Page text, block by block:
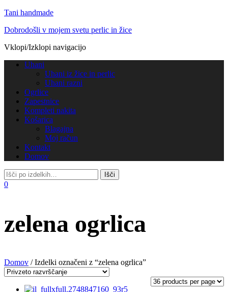
Tani handmade
Dobrodošli v mojem svetu perlic in žice
Vklopi/Izklopi navigacijo
Uhani
Uhani iz žice in perlic
Uhani razni
Ogrlice
Zapestnice
Kompleti nakita
Košarica
Blagajna
Moj račun
Kontakt
Domov
0
zelena ogrlica
Domov / Izdelki označeni z “zelena ogrlica”